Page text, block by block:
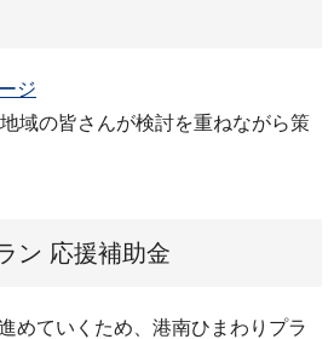
ジ
域の皆さんが検討を重ねながら策
ン 応援補助金
めていくため、港南ひまわりプラ